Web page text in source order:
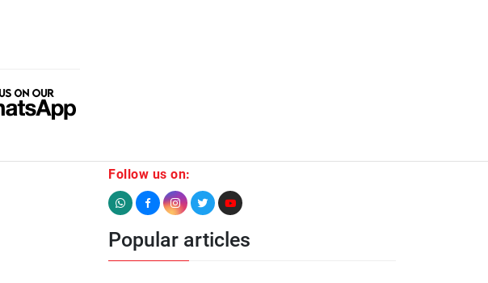
Follow us on:
Popular articles